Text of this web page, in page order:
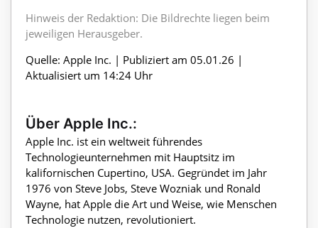
Hinweis der Redaktion: Die Bildrechte liegen beim
jeweiligen Herausgeber.
Quelle: Apple Inc. | Publiziert am 05.01.26 |
Aktualisiert um 14:24 Uhr
Über Apple Inc.:
Apple Inc. ist ein weltweit führendes
Technologieunternehmen mit Hauptsitz im
kalifornischen Cupertino, USA. Gegründet im Jahr
1976 von Steve Jobs, Steve Wozniak und Ronald
Wayne, hat Apple die Art und Weise, wie Menschen
Technologie nutzen, revolutioniert.